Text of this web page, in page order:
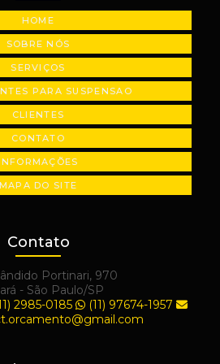
HOME
SOBRE NÓS
SERVIÇOS
PARA SUSPENSAO
CLIENTES
CONTATO
MAPA DO SITE
Contato
Portinari, 970
- São Paulo/SP
2985-0185
(11) 97674-1957